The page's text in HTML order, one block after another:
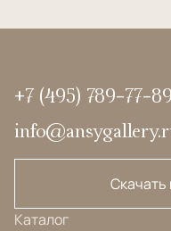
+7 (495) 789-77-89
Скачать
Каталог